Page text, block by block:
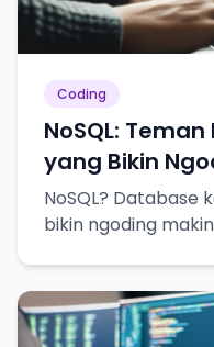
Coding
NoSQL:
yang Bikin
NoSQL? Database
bikin ngoding